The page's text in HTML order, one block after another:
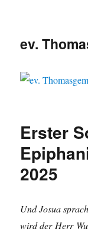
ev.
Erster
2025
Und Josua
wird der Herr